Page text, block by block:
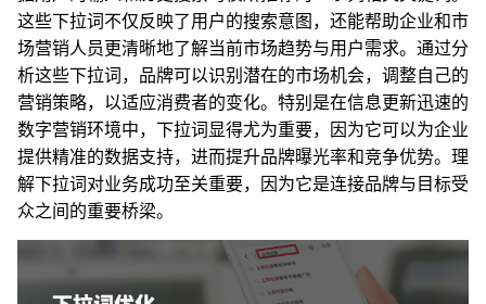
这些下拉词不仅反映了用户的搜索意图，还能帮助企业和市
场营销人员更清晰地了解当前市场趋势与用户需求。通过分
析这些下拉词，品牌可以识别潜在的市场机会，调整自己的
营销策略，以适应消费者的变化。特别是在信息更新迅速的
数字营销环境中，下拉词显得尤为重要，因为它可以为企业
提供精准的数据支持，进而提升品牌曝光率和竞争优势。理
解下拉词对业务成功至关重要，因为它是连接品牌与目标受
众之间的重要桥梁。